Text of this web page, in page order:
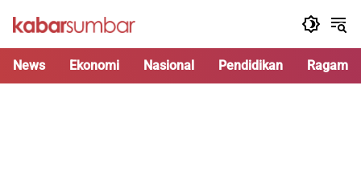
News Ekonomi Nasional Pendidikan Ragam